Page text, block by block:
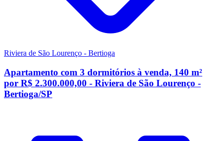
Riviera de São Lourenço - Bertioga
Apartamento com 3 dormitórios à venda, 140 m²
por R$ 2.300.000,00 - Riviera de São Lourenço -
Bertioga/SP